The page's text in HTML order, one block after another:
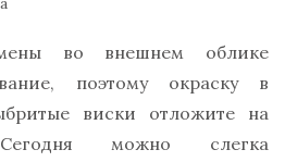
во внешнем облике
поэтому окраску в
виски отложите на
можно слегка